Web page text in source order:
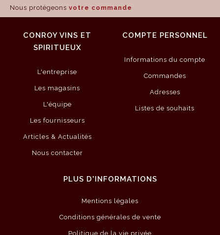
Nous protégeons votre commande
CONROY VINS ET
SPIRITUEUX
L'entreprise
Les magasins
L'équipe
Les fournisseurs
Articles & Actualités
Nous contacter
COMPTE PERSONNEL
Informations du compte
Commandes
Adresses
Listes de souhaits
PLUS D'INFORMATIONS
Mentions légales
Conditions générales de vente
Politique de la vie privée